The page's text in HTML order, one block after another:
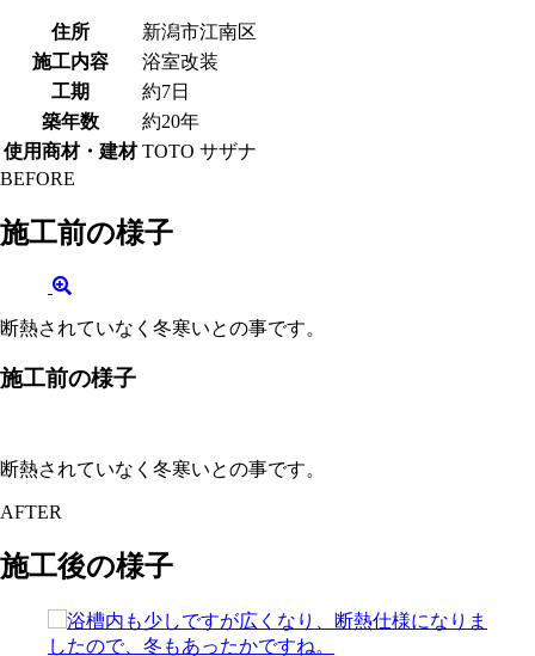
住所
新潟市江南区
施工内容
浴室改装
工期
約7日
築年数
約20年
使用商材・建材 TOTO サザナ
BEFORE
施工前の様子
断熱されていなく冬寒いとの事です。
施工前の様子
断熱されていなく冬寒いとの事です。
AFTER
施工後の様子